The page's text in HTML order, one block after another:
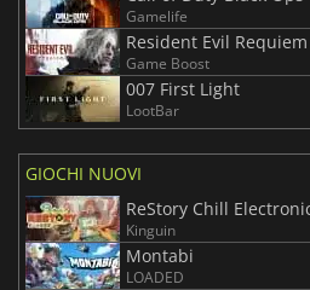
Gamelife
Resident Evil Requiem
Game Boost
007 First Light
LootBar
GIOCHI NUOVI
ReStory Chill
Kinguin
Montabi
LOADED